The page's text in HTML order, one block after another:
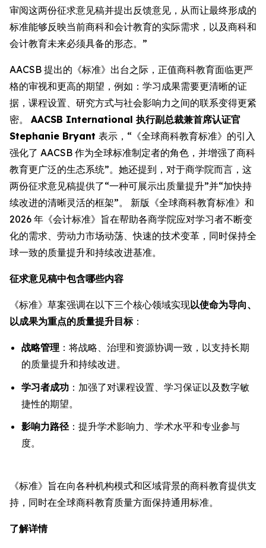
审阅这两份征求意见稿并提出反馈意见，从而让最终形成的
标准能够反映当前商科和会计教育的实际需求，以及商科和
会计教育未来必须具备的形态。”
AACSB 提出的《标准》出台之际，正值商科教育面临更严
格的审视和更高的期望，例如：学习成果需要更清晰的证
据，课程设置、研究方式与社会影响力之间的联系变得更紧
密。 AACSB International 执行副总裁兼首席认证官
Stephanie Bryant 表示，“《全球商科教育标准》的引入
强化了 AACSB 作为全球标准制定者的角色，并增强了商科
教育更广泛的生态系统”。她还提到，对于商学院而言，这
两份征求意见稿提供了“一种可展示出质量提升”并“加快持
续改进的清晰灵活的框架”。 新版《全球商科教育标准》和
2026 年《会计标准》旨在帮助各商学院应对学习者不断变
化的需求、劳动力市场动荡、快速的技术变革，同时保持全
球一致的质量提升和持续改进基准。
征求意见稿中包含哪些内容
《标准》草案强调在以下三个核心领域实现以使命为导向、
以成果为重点的质量提升目标：
战略管理 ：将战略、治理和资源协调一致，以支持长期
的质量提升和持续改进。
学习者成功 ：加强了对课程设置、学习保证以及数字敏
捷性的期望。
影响力路径：提升学术影响力、学术水平和专业参与
度。
《标准》旨在向各种机构模式和区域背景的商科教育提供支
持，同时在全球商科教育质量方面保持通用标准。
了解详情